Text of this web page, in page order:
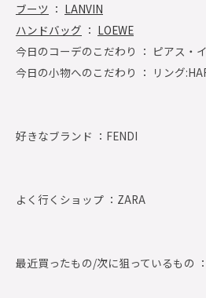
ブーツ ： LANVIN
ハンドバッグ ： LOEWE
今日のコーデのこだわり ： ピアス・
今日の小物へのこだわり ： リング
好きなブランド ： FENDI
よく行くショップ ： ZARA
最近買ったもの/次に狙っているもの